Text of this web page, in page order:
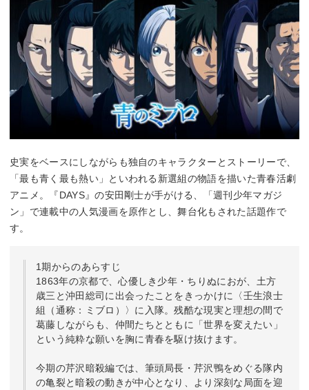
史実をベースにしながらも独自のキャラクターとストーリーで、
「最も青く最も熱い」といわれる新選組の物語を描いた青春活劇
アニメ。『DAYS』の安田剛士が手がける、「週刊少年マガジ
ン」で連載中の人気漫画を原作とし、舞台化もされた話題作で
す。
1期からのあらすじ
1863年の京都で、心優しき少年・ちりぬにおが、土方
歳三と沖田総司に出会ったことをきっかけに〈壬生浪士
組（通称：ミブロ）〉に入隊。残酷な現実と理想の間で
葛藤しながらも、仲間たちとともに「世界を変えたい」
という純粋な願いを胸に青春を駆け抜けます。
今期の芹沢暗殺編では、筆頭局長・芹沢鴨をめぐる隊内
の亀裂と暗殺の動きが中心となり、より深刻な局面を迎